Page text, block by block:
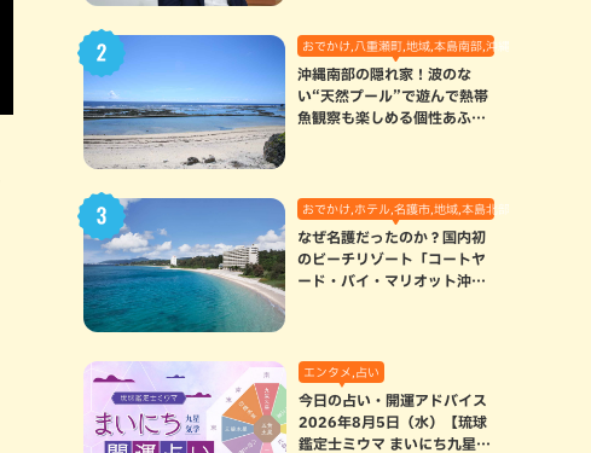
おでかけ,八重瀬町,地域,本島南部,沖縄の海,自然
沖縄南部の隠れ家！波のな
い“天然プール”で遊んで熱帯
魚観察も楽しめる個性あふれ
おでかけ,ホテル,名護市,地域,本島北部
なぜ名護だったのか？国内初
のビーチリゾート「コートヤ
ード・バイ・マリオット沖縄
エンタメ,占い
今日の占い・開運アドバイス
2026年8月5日（水）【琉球
鑑定士ミウマ まいにち九星気